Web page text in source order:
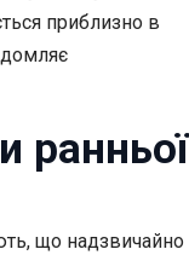
приблизно в
ранньої
що надзвичайно